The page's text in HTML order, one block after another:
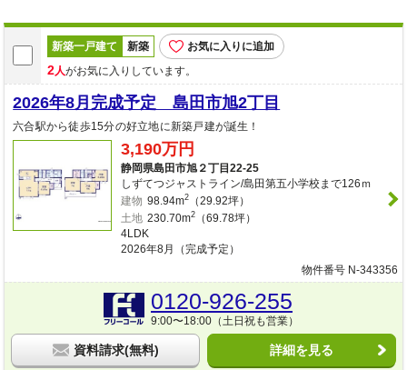
新築一戸建て 新築 お気に入りに追加
2人がお気に入りしています。
2026年8月完成予定 島田市旭2丁目
六合駅から徒歩15分の好立地に新築戸建が誕生！
3,190万円
静岡県島田市旭２丁目22-25
しずてつジャストライン/島田第五小学校まで126ｍ
建物 98.94m2（29.92坪）
土地 230.70m2（69.78坪）
4LDK
2026年8月（完成予定）
物件番号 N-343356
0120-926-255
9:00〜18:00（土日祝も営業）
資料請求(無料) 詳細を見る